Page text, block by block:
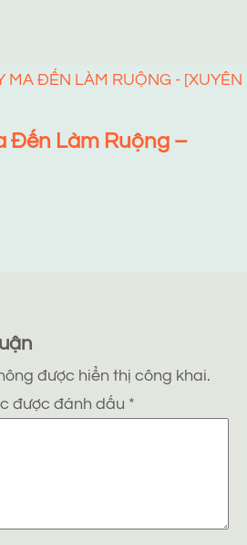
MA ĐẾN LÀM RUỘNG - [XUYÊN
Đến Làm Ruộng –
được hiển thị công khai.
được đánh dấu *